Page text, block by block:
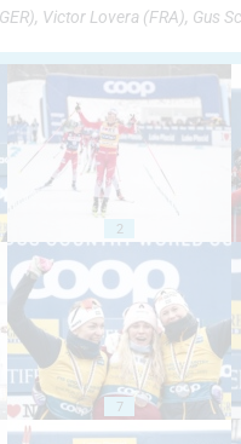
Victor Lovera (FRA), Gus
2
7